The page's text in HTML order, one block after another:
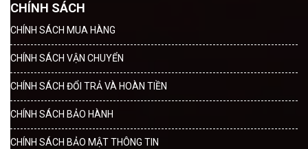
CHÍNH SÁCH
CHÍNH SÁCH MUA HÀNG
CHÍNH SÁCH VẬN CHUYỂN
CHÍNH SÁCH ĐỔI TRẢ VÀ HOÀN TIỀN
CHÍNH SÁCH BẢO HÀNH
CHÍNH SÁCH BẢO MẬT THÔNG TIN